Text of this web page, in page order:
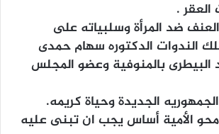
العقر .
ضد المرأة وسلبياته على
الندوات الدكتوره سهام حمدى
البيطرى بالمنوفية وعضو المجلس
محو الأمية أساس يجب ان تبنى عليه